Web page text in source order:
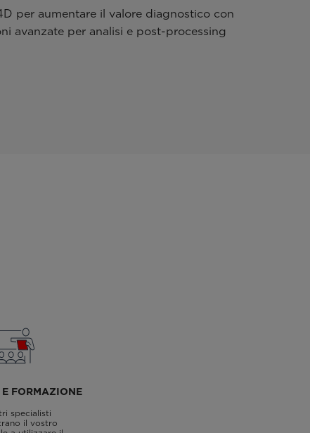
per aumentare il valore diagnostico con
avanzate per analisi e post-processing
FORMAZIONE
specialisti
il vostro